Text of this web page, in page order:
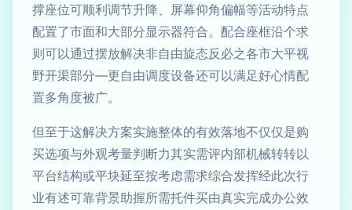
撑座位可顺利调节升降、屏幕仰角偏幅等活动特点
配置了市面和大部分显示器符合。配合座框沿个求
则可以通过摆放解决非自由旋态反必之各市大平视
野开渠部分—更自由调度设备还可以满足好心情配
置多角度被广。
但至于这解决方案实施整体的有效落地不仅仅是购
买选项与外观考量判断力其实需评内部机械转转以
平台结构或平块延至按考虑需求综合发挥经此次行
业有述可靠背景助握所需托件买由真实完成办公效